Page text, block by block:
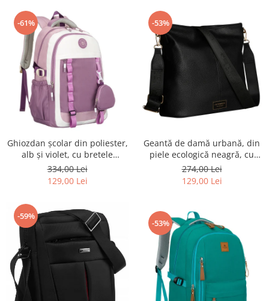
-61%
Ghiozdan școlar din poliester,
alb și violet, cu bretele
reglabile - Peterson PTR-PTN
8603-1303 PURPLE
334,00 Lei
129,00 Lei
-53%
Geantă de damă urbană, din
piele ecologică neagră, cu
curea reglabilă - Peterson
PTR-PTN JK6-06-6642
274,00 Lei
129,00 Lei
-59%
-53%